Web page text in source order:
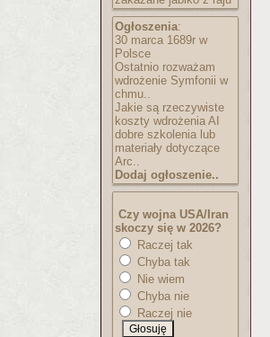
Ogłoszenia:
30 marca 1689r w
Polsce
Ostatnio rozważam
wdrożenie Symfonii w
chmu..
Jakie są rzeczywiste
koszty wdrożenia AI
dobre szkolenia lub
materiały dotyczące
Arc..
Dodaj ogłoszenie..
Czy wojna USA/Iran
skoczy się w 2026?
Raczej tak
Chyba tak
Nie wiem
Chyba nie
Raczej nie